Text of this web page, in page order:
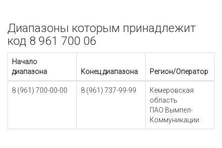
Диапазоны которым принадлежит
код 8 961 700 06
Начало
диапазона
Конец диапазона Регион/Оператор
8 (961) 700-00-00 8 (961) 737-99-99
Кемеровская
область
ПАО Вымпел-
Коммуникации